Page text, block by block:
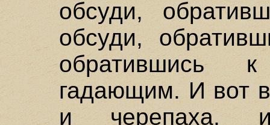
обсуди,
обсуди,
обратившись
гадающим. И вот
и черепаха,